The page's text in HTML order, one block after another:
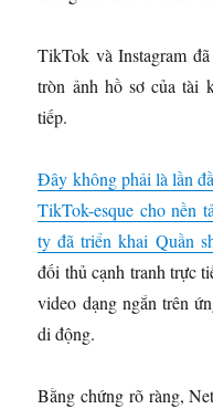
TikTok và Instagram
tròn ảnh hồ sơ của tài
tiếp.
Đây không phải là lần
TikTok-esque cho nền
ty đã triển khai Quần
đối thủ cạnh tranh trực
video dạng ngắn trên
di động.
Bằng chứng rõ ràng,